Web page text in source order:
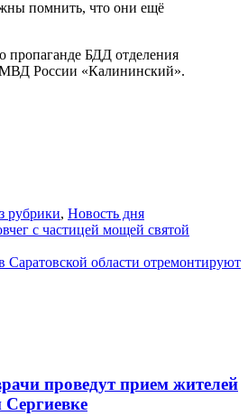
помнить, что они ещё
пропаганде БДД отделения
России «Калининский».
рубрики, Новость дня
с частицей мощей святой
области отремонтируют
проведут прием жителей